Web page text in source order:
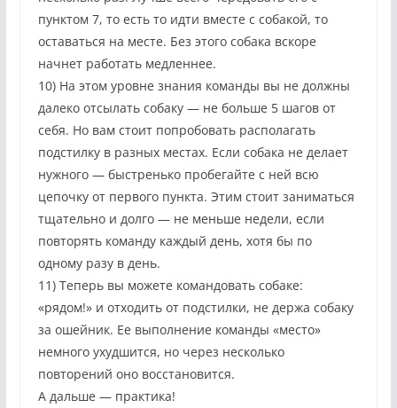
пунктом 7, то есть то идти вместе с собакой, то
оставаться на месте. Без этого собака вскоре
начнет работать медленнее.
10) На этом уровне знания команды вы не должны
далеко отсылать собаку — не больше 5 шагов от
себя. Но вам стоит попробовать располагать
подстилку в разных местах. Если собака не делает
нужного — быстренько пробегайте с ней всю
цепочку от первого пункта. Этим стоит заниматься
тщательно и долго — не меньше недели, если
повторять команду каждый день, хотя бы по
одному разу в день.
11) Теперь вы можете командовать собаке:
«рядом!» и отходить от подстилки, не держа собаку
за ошейник. Ее выполнение команды «место»
немного ухудшится, но через несколько
повторений оно восстановится.
А дальше — практика!